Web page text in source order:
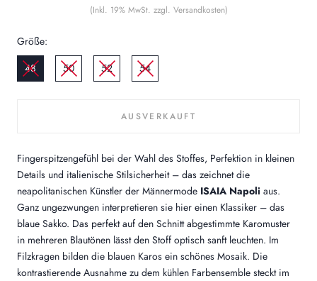
(Inkl. 19% MwSt. zzgl. Versandkosten)
Größe:
48
50 52 54
AUSVERKAUFT
Fingerspitzengefühl bei der Wahl des Stoffes, Perfektion in kleinen
Details und italienische Stilsicherheit – das zeichnet die
neapolitanischen Künstler der Männermode ISAIA Napoli aus.
Ganz ungezwungen interpretieren sie hier einen Klassiker – das
blaue Sakko. Das perfekt auf den Schnitt abgestimmte Karomuster
in mehreren Blautönen lässt den Stoff optisch sanft leuchten. Im
Filzkragen bilden die blauen Karos ein schönes Mosaik. Die
kontrastierende Ausnahme zu dem kühlen Farbensemble steckt im